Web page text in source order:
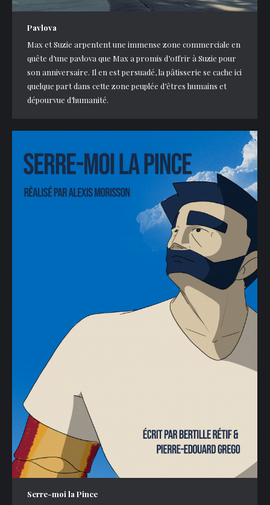
Pavlova
Max et Suzie arpentent une immense zone commerciale en
quête d’une pavlova que Max a promis d’offrir à Suzie pour
son anniversaire. Il en est persuadé, la pâtisserie se cache ici
quelque part dans cette zone peuplée d’êtres humains et
dépourvue d’humanité.
Serre-moi la Pince